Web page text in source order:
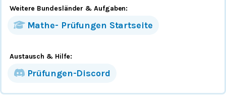
Weitere Bundesländer & Aufgaben:
Mathe- Prüfungen Startseite
Austausch & Hilfe:
Prüfungen-Discord